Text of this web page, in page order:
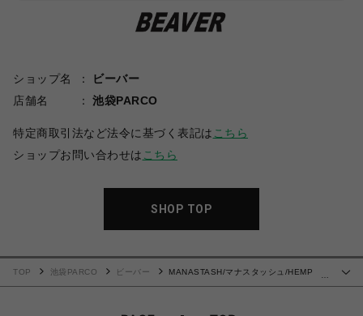
ショップ名
ビーバー
店舗名
池袋PARCO
特定商取引法など法令に基づく表記は こちら
ショップお問い合わせは こちら
SHOP TOP
TOP 池袋PARCO ビーバー
MANASTASH/マナスタッシュ/HEMP